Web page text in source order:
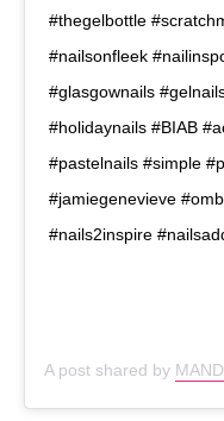
#thegelbottle
#nailsonfleek
#glasgownails
#holidaynails #BIAB
#pastelnails #simple
#jamiegenevieve
#nails2inspire
A post shared by